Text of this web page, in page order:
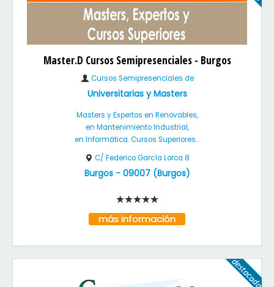
Master.D Cursos Semipresenciales - Burgos
Cursos Semipresenciales de
Universitarias y Masters
Masters y Expertos en Renovables,
en Mantenimiento Industrial,
en Informática. Cursos Superiores...
C/ Federico García Lorca 8
Burgos- 09007(Burgos)
más información